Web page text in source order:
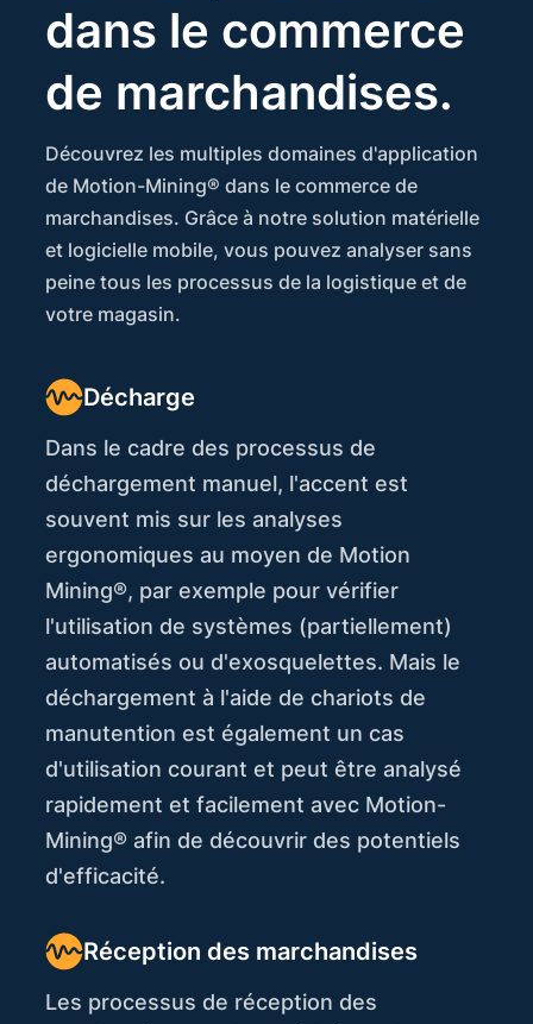
dans le commerce
de marchandises.
Découvrez les multiples domaines d'application
de Motion-Mining® dans le commerce de
marchandises. Grâce à notre solution matérielle
et logicielle mobile, vous pouvez analyser sans
peine tous les processus de la logistique et de
votre magasin.
Décharge
Dans le cadre des processus de
déchargement manuel, l'accent est
souvent mis sur les analyses
ergonomiques au moyen de Motion
Mining®, par exemple pour vérifier
l'utilisation de systèmes (partiellement)
automatisés ou d'exosquelettes. Mais le
déchargement à l'aide de chariots de
manutention est également un cas
d'utilisation courant et peut être analysé
rapidement et facilement avec Motion-
Mining® afin de découvrir des potentiels
d'efficacité.
Réception des marchandises
Les processus de réception des